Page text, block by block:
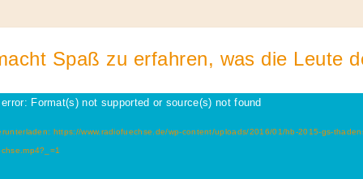
Spaß zu erfahren, was die Leute
Format(s) not supported or source(s) not found
https://www.radiofuechse.de/wp-content/uploads/2016/01/hb-2015-gs-